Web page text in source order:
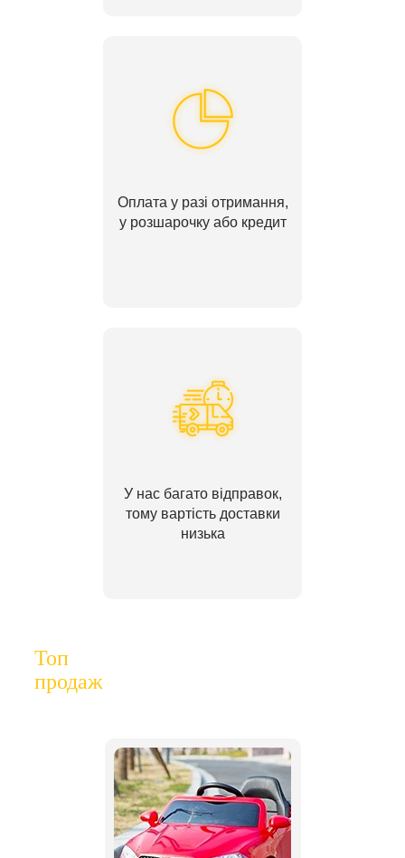
Оплата у разі отримання,
у розшарочку або кредит
У нас багато відправок,
тому вартість доставки
низька
Топ
продаж